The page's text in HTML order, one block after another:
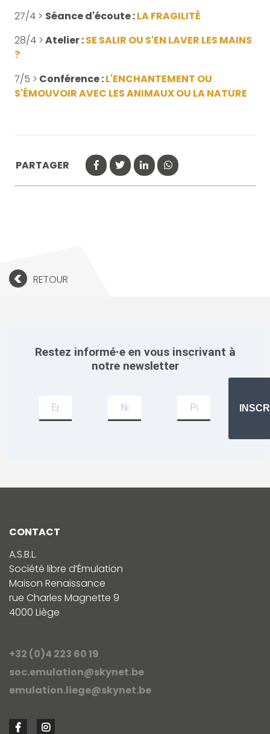
27/4 > Séance d'écoute :LA FRAGILITÉ
28/4 >Atelier :SE SALIR OU S'EN LAVER LES MAINS
?
7/5 > Conférence :L'ENCHANTEMENT OU
S'ÉMOUVOIR AVEC LES ANIMAUX OU LA NATURE
PARTAGER
< RETOUR
Restez informé·e en vous inscrivant à
notre newsletter
CONTACT
A.S.B.L.
Société libre d’Émulation
Maison Renaissance
rue Charles Magnette 9
4000 Liège
+32 (0)4 223 60 19
soc.emulation@skynet.be
emulation.liege@skynet.be